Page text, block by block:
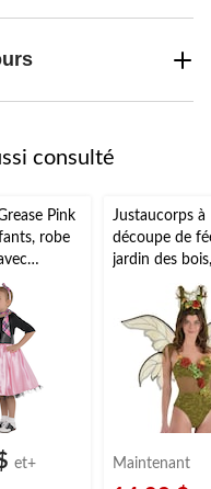
consulté
Pink
robe
foulard,
et+
Justaucorps à
découpe de
jardin des bois,
costume
adulte, plus
offertes
Maintenant